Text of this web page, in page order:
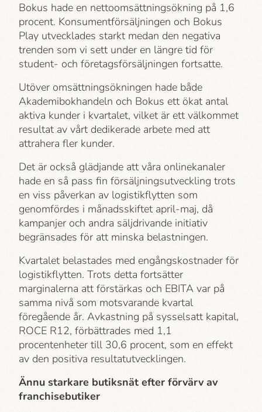
Bokus hade en nettoomsättningsökning på 1,6
procent. Konsumentförsäljningen och Bokus
Play utvecklades starkt medan den negativa
trenden som vi sett under en längre tid för
student- och företagsförsäljningen fortsatte.
Utöver omsättningsökningen hade både
Akademi­bokhandeln och Bokus ett ökat antal
aktiva kunder i kvartalet, vilket är ett välkommet
resultat av vårt dedikerade arbete med att
attrahera fler kunder.
Det är också glädjande att våra onlinekanaler
hade en så pass fin försäljningsutveckling trots
en viss påverkan av logistikflytten som
genomfördes i månadsskiftet april-maj, då
kampanjer och andra säljdrivande initiativ
begränsades för att minska belastningen.
Kvartalet belastades med engångskostnader för
logistikflytten. Trots detta fortsätter
marginalerna att förstärkas och EBITA var på
samma nivå som motsvarande kvartal
föregående år. Avkastning på sysselsatt kapital,
ROCE R12, förbättrades med 1,1
procentenheter till 30,6 procent, som en effekt
av den positiva resultatutvecklingen.
Ännu starkare butiksnät efter förvärv av
franchisebutiker